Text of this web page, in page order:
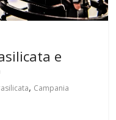
e
, Campania